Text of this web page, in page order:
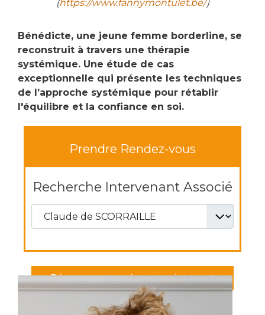
(https://www.fannymontulet.be/)
Bénédicte, une jeune femme borderline, se
reconstruit à travers une thérapie
systémique. Une étude de cas
exceptionnelle qui présente les techniques
de l’approche systémique pour rétablir
l'équilibre et la confiance en soi.
Prendre Rendez-vous
Recherche Intervenant Associé
Réservez votre séance maintenant